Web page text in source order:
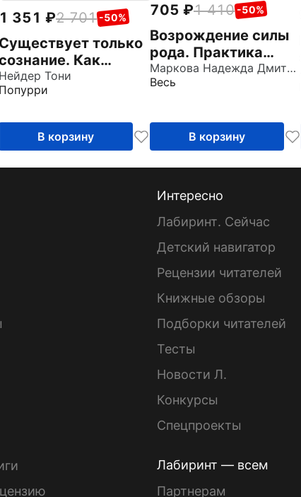
1 351 2 701 -50%
Существует только
Как
осознанность
преобразит вашу
Нейдер Тони
Попурри
В корзину
705 1 410 -50%
Возрождение силы
рода. Практика
системных
расстановок
Маркова Надежда Дмитриевна
Весь
В корзину
Интересно
Лабиринт. Сейчас
Детский навигатор
Рецензии читателей
Книжные обзоры
Подборки читателей
Тесты
Новости Л.
Конкурсы
Спецпроекты
Лабиринт — всем
Партнерам